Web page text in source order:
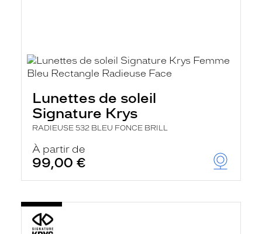
Lunettes de soleil
Signature Krys
RADIEUSE 532 BLEU FONCE BRILL
À partir de
99,00 €